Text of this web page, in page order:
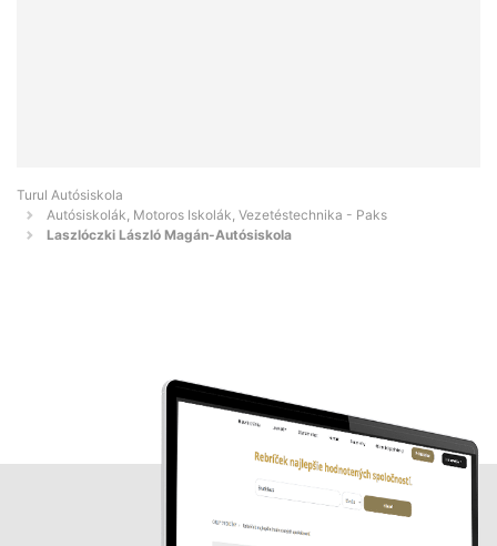
Turul Autósiskola
Autósiskolák, Motoros Iskolák, Vezetéstechnika - Paks
Laszlóczki László Magán-Autósiskola